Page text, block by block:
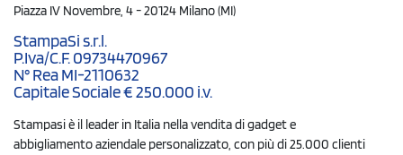
Piazza IV Novembre, 4 - 20124 Milano (MI)
StampaSi s.r.l.
P.Iva/C.F. 09734470967
N° Rea MI-2110632
Capitale Sociale € 250.000 i.v.
Stampasi è il leader in Italia nella vendita di gadget e
abbigliamento aziendale personalizzato, con più di 25.000 clienti